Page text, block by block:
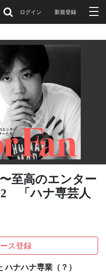
ログイン 新規登録
至高のエンター
「ハナ専芸人
ス登録
ハナハナ専業（？）